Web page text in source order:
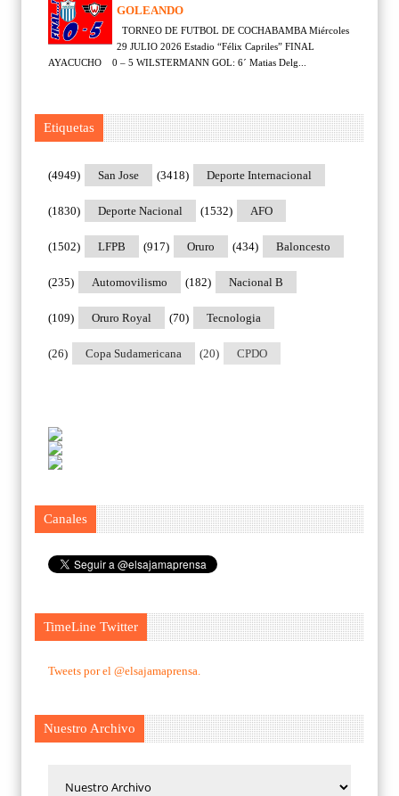
GOLEANDO
TORNEO DE FUTBOL DE COCHABAMBA Miércoles
29 JULIO 2026 Estadio “Félix Capriles” FINAL
AYACUCHO 0 – 5 WILSTERMANN GOL: 6´ Matias Delg...
Etiquetas
San Jose
(4949) Deporte Internacional
(3418)
Deporte Nacional
(1830) AFO
(1532)
LFPB
(1502) Oruro
(917) Baloncesto
(434)
Automovilismo
(235) Nacional B
(182)
Oruro Royal
(109) Tecnologia
(70)
Copa Sudamericana
(26) CPDO
(20)
Canales
TimeLine Twitter
Tweets por el @elsajamaprensa.
Nuestro Archivo